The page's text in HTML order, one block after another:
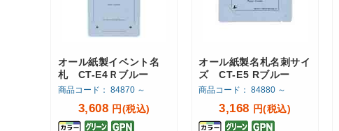
3,608 円(税込)
商品コード： 84870 ～
オール紙製イベント名
札 CT-E4Ｒブルー
3,168 円(税込)
商品コード： 84880 ～
オール紙製名札名刺サイ
ズ CT-E5 Rブルー